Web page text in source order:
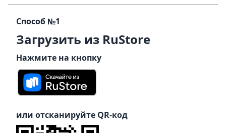
Способ №1
Загрузить из RuStore
Нажмите на кнопку
или отсканируйте QR-код